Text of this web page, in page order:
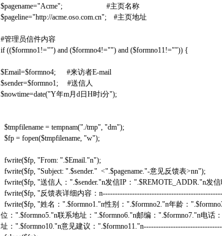
$pagename="Acme"; #主页名称
$pageline="http://acme.oso.com.cn"; #主页地址
#管理员信件内容
if (($formno1!="") and ($formno4!="") and ($formno11!="")) {
$Email=$formno4; #来访者E-mail
$sender=$formno1; #送信人
$nowtime=date("Y年m月d日H时i分");
$tmpfilename = tempnam("./tmp", "dm");
$fp = fopen($tmpfilename, "w");
fwrite($fp, "From: ".$Email."n");
fwrite($fp, "Subject: ".$sender." <".$pagename."-意见反馈表>nn");
fwrite($fp, "送信人：".$sender."n发信IP：".$REMOTE_ADDR."n发
fwrite($fp, "反馈表详细内容：
fwrite($fp, "姓名：".$formno1."n性别：".$formno2."n年龄：
位：".$formno5."n联系地址：".$formno6."n邮编：".$formno7."n电话
址：".$formno10."n意见建议：